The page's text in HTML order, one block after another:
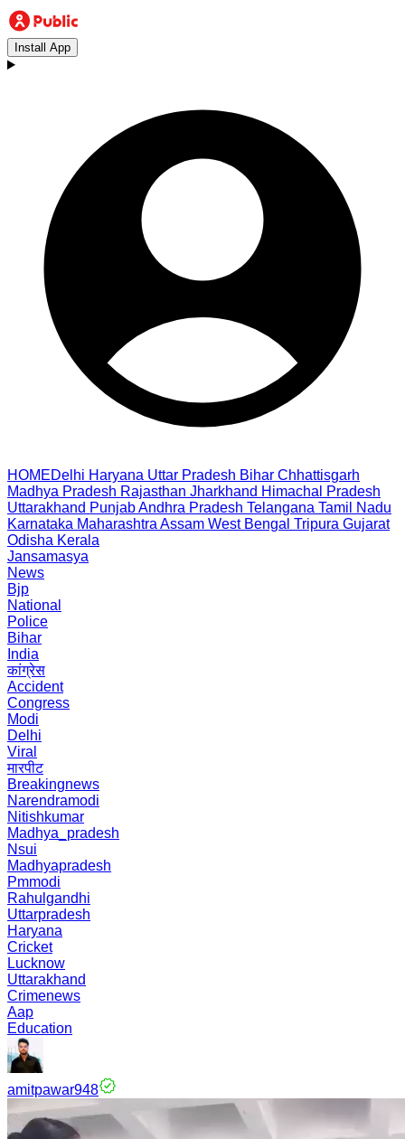
Install App
HOMEDelhi Haryana Uttar Pradesh Bihar Chhattisgarh
Madhya Pradesh Rajasthan Jharkhand Himachal Pradesh
Uttarakhand PunjabAndhra Pradesh Telangana Tamil Nadu
Karnataka Maharashtra Assam West Bengal Tripura Gujarat
Odisha Kerala
Jansamasya
News
Bjp
National
Police
Bihar
India
कांग्रेस
Accident
Congress
Modi
Delhi
Viral
मारपीट
Breakingnews
Narendramodi
Nitishkumar
Madhya_pradesh
Nsui
Madhyapradesh
Pmmodi
Rahulgandhi
Uttarpradesh
Haryana
Cricket
Lucknow
Uttarakhand
Crimenews
Aap
Education
amitpawar948